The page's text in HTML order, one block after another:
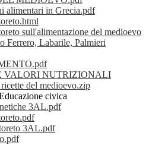
alimentari in Grecia.pdf
sull'alimentazione del medioevo
Ferrero, Labarile, Palmieri
VALORI NUTRIZIONALI
del medioevo.zip
civica
3AL.pdf
3AL.pdf